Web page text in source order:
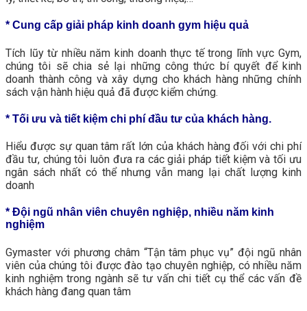
* Cung cấp giải pháp kinh doanh gym hiệu quả
Tích lũy từ nhiều năm kinh doanh thực tế trong lĩnh vực Gym,
chúng tôi sẽ chia sẻ lại những công thức bí quyết để kinh
doanh thành công và xây dựng cho khách hàng những chính
sách vận hành hiệu quả đã được kiểm chứng.
* Tối ưu và tiết kiệm chi phí đầu tư của khách hàng.
Hiểu được sự quan tâm rất lớn của khách hàng đối với chi phí
đầu tư, chúng tôi luôn đưa ra các giải pháp tiết kiệm và tối ưu
ngân sách nhất có thể nhưng vẫn mang lại chất lượng kinh
doanh
* Đội ngũ nhân viên chuyên nghiệp, nhiều năm kinh
nghiệm
Gymaster với phương châm “Tận tâm phục vụ” đội ngũ nhân
viên của chúng tôi được đào tạo chuyên nghiệp, có nhiều năm
kinh nghiệm trong ngành sẽ tư vấn chi tiết cụ thể các vấn đề
khách hàng đang quan tâm